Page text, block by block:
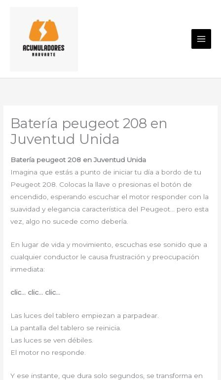
contenido
Batería peugeot 208 en
Juventud Unida
Batería peugeot 208 en Juventud Unida
Imagina que estás a punto de iniciar tu día a bordo de tu
Peugeot 208. Colocas la llave o presionas el botón de
encendido, esperando escuchar el motor responder con la
suavidad y elegancia característica del Peugeot… pero esta
vez, algo no sucede como debería.
En lugar de vida y movimiento, escuchas ese sonido que a
cualquier conductor le causa frustración y preocupación
inmediata:
clic… clic… clic…
Las luces del tablero empiezan a parpadear.
La pantalla del tablero se reinicia.
Las luces se ven débiles.
El motor no responde.
Y ese instante, que dura solo segundos, se transforma en